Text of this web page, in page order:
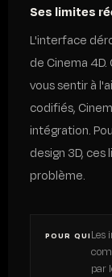
Ses limites
L'interface
de Cinema
vous sentir à
codifiés,
intégration.
design 3D,
problème.
POUR QUI Les
par